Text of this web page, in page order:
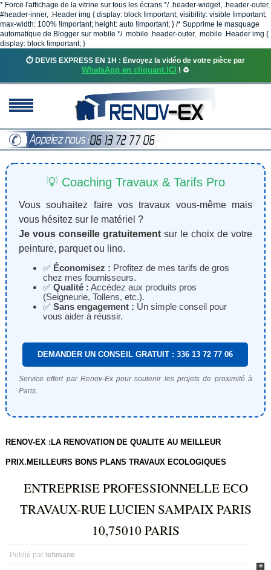
* Force l'affichage de la vitrine sur tous les écrans */ .header-widget, .header-outer,
#header-inner, .Header img { display: block !important; visibility: visible !important;
max-width: 100% !important; height: auto !important; } /* Supprime le masquage
automatique de Blogger sur mobile */ .mobile .header-outer, .mobile .Header img {
display: block !important; }
⏱️ DEVIS EXPRESS EN 1H : Envoyez la vidéo de votre pièce par
WhatsApp en cliquant ICI ! ♻️
💡 Coaching Travaux & Tarifs Pro
Vous souhaitez faire vos travaux vous-même mais
vous hésitez sur le matériel ?
Je vous conseille gratuitementsur le choix de votre
peinture, parquet ou lino.
✅ Économisez : Profitez de mes tarifs de gros
chez mes fournisseurs.
✅ Qualité : Accédez aux produits pros
(Seigneurie, Tollens, etc.).
✅ Sans engagement : Un simple conseil pour
vous aider à réussir.
DEMANDER UN CONSEIL GRATUIT : 336 13 72 77 06
Service offert par Renov-Ex pour soutenir les projets de proximité à
Paris.
RENOV-EX :LA RENOVATION DE QUALITE AU MEILLEUR
PRIX.MEILLEURS BONS PLANS TRAVAUX ECOLOGIQUES
ENTREPRISE PROFESSIONNELLE ECO
TRAVAUX-RUE LUCIEN SAMPAIX PARIS
10,75010 PARIS
Publié par lehmane
🏢